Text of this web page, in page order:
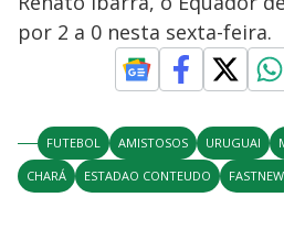
por 2 a 0 nesta sexta-feira.
FUTEBOL AMISTOSOS URUGUAI
CHARÁ
ESTADAO CONTEUDO